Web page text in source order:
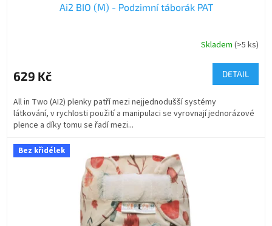
Ai2 BIO (M) - Podzimní táborák PAT
Skladem (>5 ks)
629 Kč DETAIL
All in Two (AI2) plenky patří mezi nejjednodušší systémy
látkování, v rychlosti použití a manipulaci se vyrovnají jednorázové
plence a díky tomu se řadí mezi...
Bez křidélek